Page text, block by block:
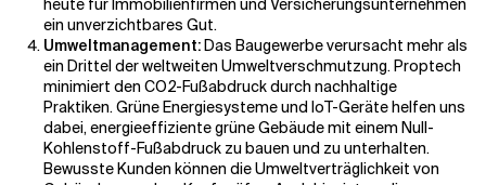
heute für Immobilienfirmen und Versicherungsunternehmen
ein unverzichtbares Gut.
Umweltmanagement:Das Baugewerbe verursacht mehr als
ein Drittel der weltweiten Umweltverschmutzung. Proptech
minimiert den CO2-Fußabdruck durch nachhaltige
Praktiken. Grüne Energiesysteme und IoT-Geräte helfen uns
dabei, energieeffiziente grüne Gebäude mit einem Null-
Kohlenstoff-Fußabdruck zu bauen und zu unterhalten.
Bewusste Kunden können die Umweltverträglichkeit von